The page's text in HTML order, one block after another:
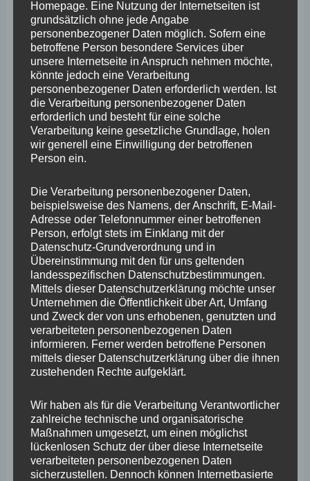
Abgeordneter Wefelscheid
enttäuscht über Nicht-
Übertragung von „Rhein in
Flammen 2025“ im SWR
Allgemein,Stephan Wefelscheid
FREIE WÄHLER fordern stärkere Berücksichtigung
regionaler Großereignisse Mainz/Koblenz. Der
Landtagsabgeordnete Stephan Wefelscheid zeigt sich
Übertragung von „Rhein in Flammen 2025“. Wefelscheid
hatte an die Landesregierung eine Kleine Anfrage zu den
Hintergründen gestellt, nachdem das beliebte
Feuerwerks- und Kulturfestival in diesem Jahr nicht im
Homepage. Eine Nutzung der Internetseiten ist
grundsätzlich ohne jede Angabe
personenbezogener Daten möglich. Sofern eine
betroffene Person besondere Services über
unsere Internetseite in Anspruch nehmen möchte,
könnte jedoch eine Verarbeitung
personenbezogener Daten erforderlich werden. Ist
die Verarbeitung personenbezogener Daten
erforderlich und besteht für eine solche
Verarbeitung keine gesetzliche Grundlage, holen
wir generell eine Einwilligung der betroffenen
Person ein.
Die Verarbeitung personenbezogener Daten,
beispielsweise des Namens, der Anschrift, E-Mail-
Adresse oder Telefonnummer einer betroffenen
Person, erfolgt stets im Einklang mit der
Datenschutz-Grundverordnung und in
Übereinstimmung mit den für uns geltenden
landesspezifischen Datenschutzbestimmungen.
Mittels dieser Datenschutzerklärung möchte unser
Unternehmen die Öffentlichkeit über Art, Umfang
und Zweck der von uns erhobenen, genutzten und
verarbeiteten personenbezogenen Daten
informieren. Ferner werden betroffene Personen
mittels dieser Datenschutzerklärung über die ihnen
zustehenden Rechte aufgeklärt.
Wir haben als für die Verarbeitung Verantwortlicher
zahlreiche technische und organisatorische
Maßnahmen umgesetzt, um einen möglichst
lückenlosen Schutz der über diese Internetseite
verarbeiteten personenbezogenen Daten
sicherzustellen. Dennoch können Internetbasierte